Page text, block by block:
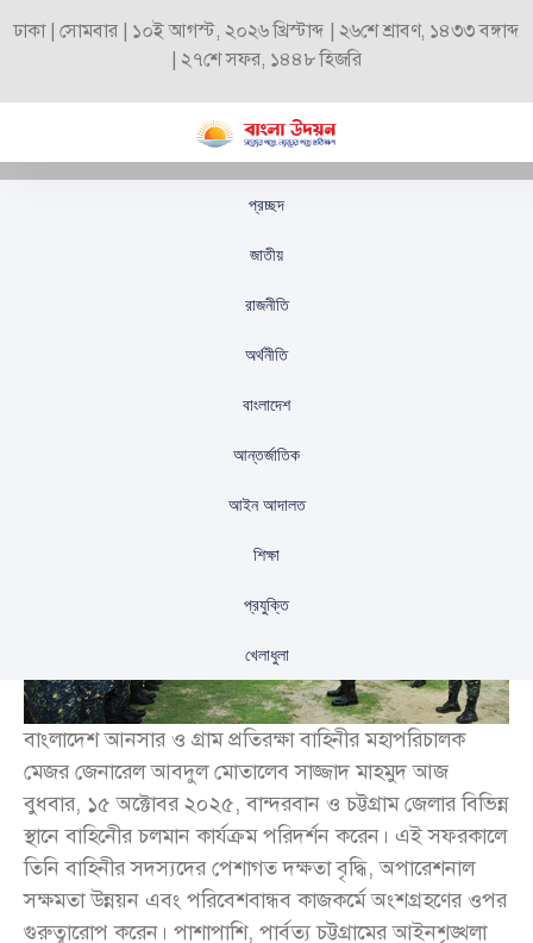
ঢাকা | সোমবার | ১০ই আগস্ট, ২০২৬ খ্রিস্টাব্দ | ২৬শে শ্রাবণ, ১৪৩৩ বঙ্গাব্দ
| ২৭শে সফর, ১৪৪৮ হিজরি
প্রচ্ছদ
জাতীয়
রাজনীতি
অর্থনীতি
বাংলাদেশ
আন্তর্জাতিক
আইন আদালত
শিক্ষা
প্রযুক্তি
খেলাধুলা
পার্বত্য অঞ্চলে আইনশৃঙ্খলা
ও টেকসই পরিবেশ রক্ষায়
আনসার ও ভিডিপির
অঙ্গীকার মহাপরিচালকের
প্রকাশিতঃঅক্টোবর ১৬, ২০২৫
বাংলাদেশ আনসার ও গ্রাম প্রতিরক্ষা বাহিনীর মহাপরিচালক
মেজর জেনারেল আবদুল মোতালেব সাজ্জাদ মাহমুদ আজ
বুধবার, ১৫ অক্টোবর ২০২৫, বান্দরবান ও চট্টগ্রাম জেলার বিভিন্ন
স্থানে বাহিনীের চলমান কার্যক্রম পরিদর্শন করেন। এই সফরকালে
তিনি বাহিনীর সদস্যদের পেশাগত দক্ষতা বৃদ্ধি, অপারেশনাল
সক্ষমতা উন্নয়ন এবং পরিবেশবান্ধব কাজকর্মে অংশগ্রহণের ওপর
গুরুত্বারোপ করেন। পাশাপাশি, পার্বত্য চট্টগ্রামের আইনশৃঙ্খলা